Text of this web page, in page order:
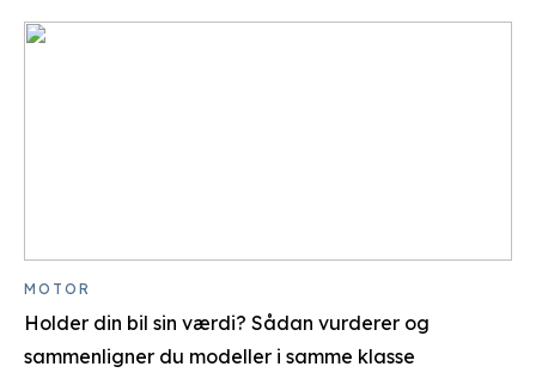
Holder din bil sin værdi? Sådan vurderer og
sammenligner du modeller i samme klasse
MOTOR